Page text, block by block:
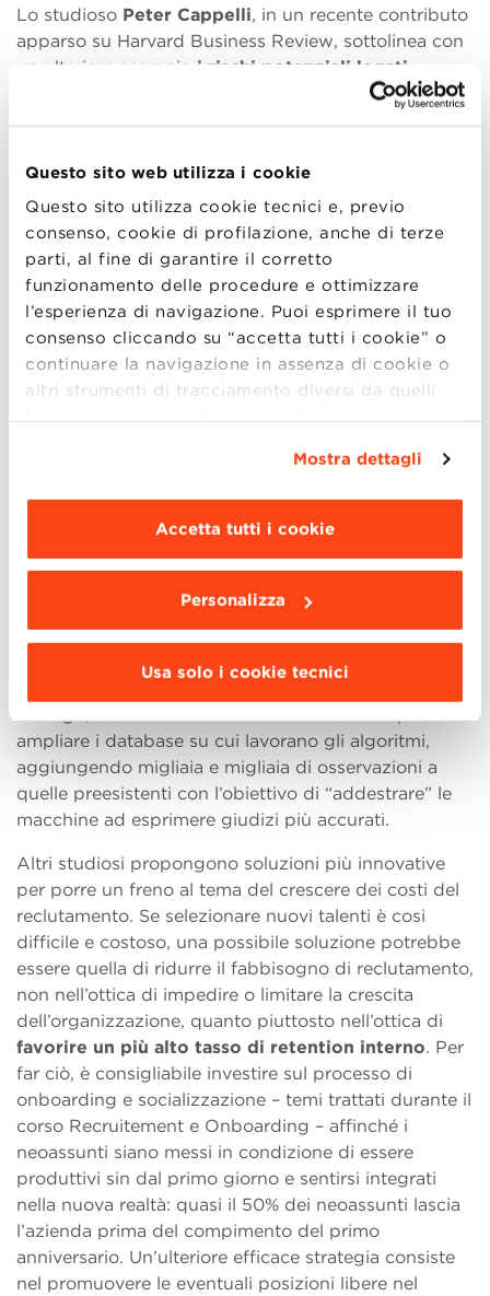
Questo sito web utilizza i cookie
Questo sito utilizza cookie tecnici e, previo
consenso, cookie di profilazione, anche di terze
parti, al fine di garantire il corretto
funzionamento delle procedure e ottimizzare
l’esperienza di navigazione. Puoi esprimere il tuo
consenso cliccando su “accetta tutti i cookie” o
continuare la navigazione in assenza di cookie o
altri strumenti di tracciamento diversi da quelli
tecnici semplicemente chiudendo il presente
Dettagli ”. Per
modificare le impostazioni di navigazione e
scegliere le funzionalità, le terze parti e i cookie
Mostra dettagli
Accetta tutti i cookie
Personalizza
Usa solo i cookie tecnici
Lo studioso Peter Cappelli, in un recente contributo
apparso su Harvard Business Review, sottolinea con
un ulteriore esempio i rischi potenziali legati
per effettuare il
turnoverdei candidati: i candidati che hanno una
distanza maggiore da percorrere per raggiungere il
proprio posto di lavoro sono anche coloro che hanno
anche un tasso di abbandono più elevato. Questo
potrebbe indurre un algoritmo ad attribuire un
punteggio più basso a questi candidati rispetto a
coloro che hanno una distanza minore. Tuttavia, la
scelta di dove alloggiare dipende da molti fattori,
primo fra tutti il costo di acquisto/affitto
significare escludere dal processo di reclutamento
Quale soluzione è possibile adottare?In molte
in cui gli algoritmi sono utilizzati per effettuare
una prima ed accurata selezione dei migliori profili,
lasciando ai manager il compito di effettuare la scelta
ampliare i database su cui lavorano gli algoritmi,
aggiungendo migliaia e migliaia di osservazioni a
quelle preesistenti con l’obiettivo di “addestrare” le
macchine ad esprimere giudizi più accurati.
Altri studiosi propongono soluzioni più innovative
per porre un freno al tema del crescere dei costi del
reclutamento. Se selezionare nuovi talenti è cosi
difficile e costoso, una possibile soluzione potrebbe
essere quella di ridurre il fabbisogno di reclutamento,
non nell’ottica di impedire o limitare la crescita
dell’organizzazione, quanto piuttosto nell’ottica di
favorire un più alto tasso di retention interno. Per
far ciò, è consigliabile investire sul processo di
onboarding e socializzazione – temi trattati durante il
corso Recruitement e Onboarding – affinché i
neoassunti siano messi in condizione di essere
produttivi sin dal primo giorno e sentirsi integrati
nella nuova realtà: quasi il 50% dei neoassunti lascia
l’azienda prima del compimento del primo
anniversario. Un’ulteriore efficace strategia consiste
nel promuovere le eventuali posizioni libere nel